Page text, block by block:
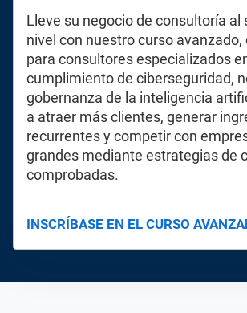
Lleve su negocio de consultoría al
nivel con nuestro curso avanzado,
para consultores especializados
cumplimiento de ciberseguridad,
gobernanza de la inteligencia
a atraer más clientes, generar
recurrentes y competir con
grandes mediante estrategias de
comprobadas.
INSCRÍBASE EN EL CURSO